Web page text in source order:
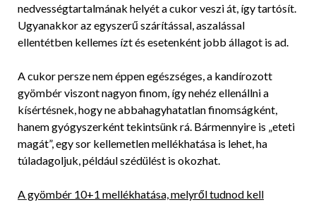
nedvességtartalmának helyét a cukor veszi át, így tartósít.
Ugyanakkor az egyszerű szárítással, aszalással
ellentétben kellemes ízt és esetenként jobb állagot is ad.
A cukor persze nem éppen egészséges, a kandírozott
gyömbér viszont nagyon finom, így nehéz ellenállni a
kísértésnek, hogy ne abbahagyhatatlan finomságként,
hanem gyógyszerként tekintsünk rá. Bármennyire is „eteti
magát”, egy sor kellemetlen mellékhatása is lehet, ha
túladagoljuk, például szédülést is okozhat.
A gyömbér 10+1 mellékhatása, melyről tudnod kell